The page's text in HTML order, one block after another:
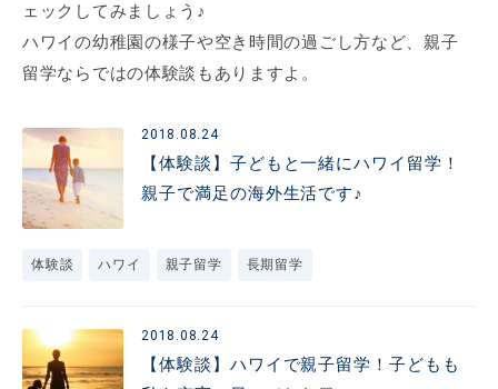
ェックしてみましょう♪
ハワイの幼稚園の様子や空き時間の過ごし方など、親子
留学ならではの体験談もありますよ。
2018.08.24
【体験談】子どもと一緒にハワイ留学！
親子で満足の海外生活です♪
体験談 ハワイ 親子留学 長期留学
2018.08.24
【体験談】ハワイで親子留学！子どもも